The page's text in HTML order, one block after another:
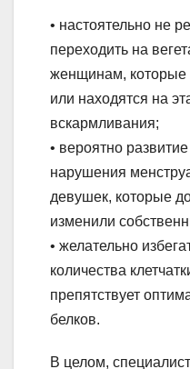
• настоятельно не
переходить на
женщинам,
или находятся на
вскармливания;
• вероятно
нарушения
девушек, которые
изменили
• желательно
количества
препятствует
белков.
В целом,